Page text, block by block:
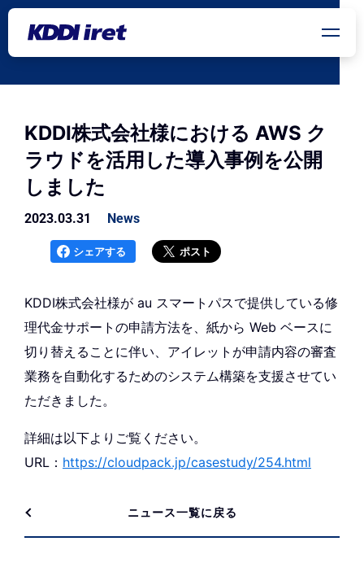
メインコンテンツにスキップ
KDDI株式会社様における AWS ク
ラウドを活用した導入事例を公開
しました
2023.03.31 News
シェアする ポスト
KDDI株式会社様が au スマートパスで提供している修
理代金サポートの申請方法を、紙から Web ベースに
切り替えることに伴い、アイレットが申請内容の審査
業務を自動化するためのシステム構築を支援させてい
ただきました。
詳細は以下よりご覧ください。
URL： https://cloudpack.jp/casestudy/254.html
ニュース一覧に戻る